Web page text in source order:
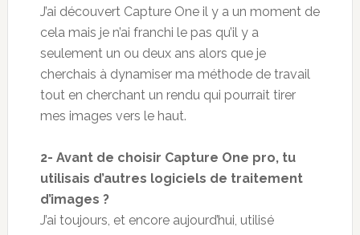
J’ai découvert Capture One il y a un moment de
cela mais je n’ai franchi le pas qu’il y a
seulement un ou deux ans alors que je
cherchais à dynamiser ma méthode de travail
tout en cherchant un rendu qui pourrait tirer
mes images vers le haut.
2- Avant de choisir Capture One pro, tu
utilisais d’autres logiciels de traitement
d’images ?
J’ai toujours, et encore aujourd’hui, utilisé